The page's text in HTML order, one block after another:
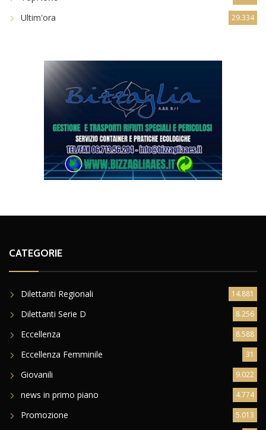
Ultim'ora 29.334
CATEGORIE
Dilettanti Regionali 14.881
Dilettanti Serie D 8.256
Eccellenza 8.588
Eccellenza Femminile 31
Giovanili 9.022
news in primo piano 4.774
Promozione 5.013